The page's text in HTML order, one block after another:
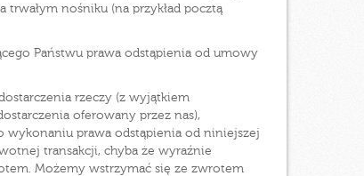
nośniku (na przykład pocztą
Państwu prawa odstąpienia od umowy
rzeczy (z wyjątkiem
oferowany przez nas),
wykonaniu prawa odstąpienia od niniejszej
transakcji, chyba że wyraźnie
Możemy wstrzymać się ze zwrotem